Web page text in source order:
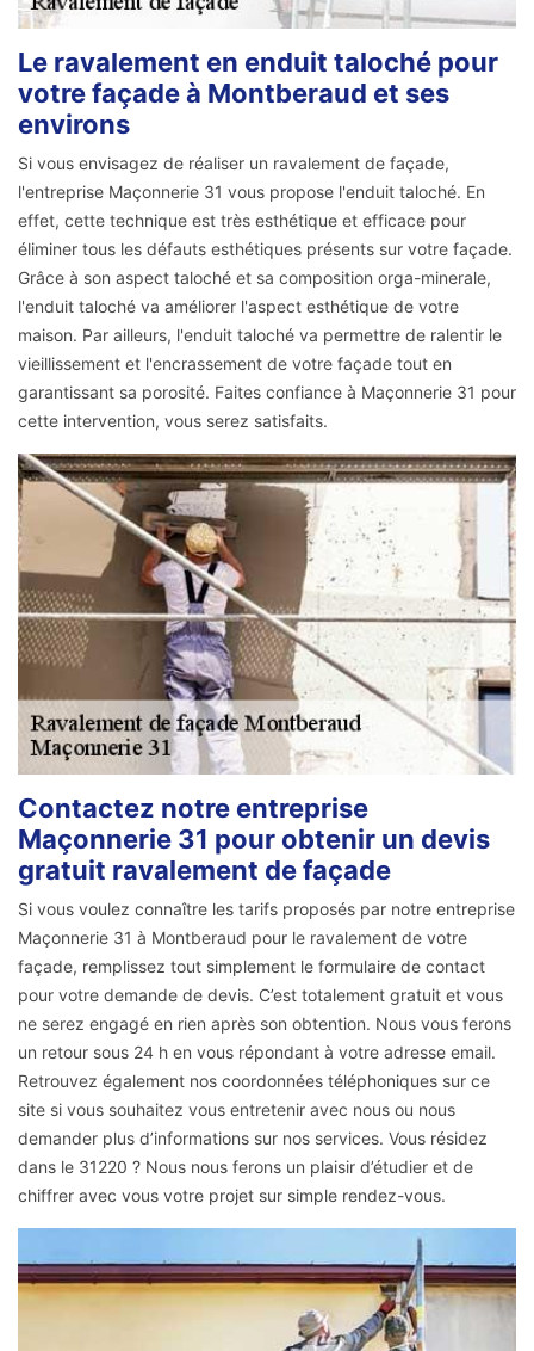
Le ravalement en enduit taloché pour
votre façade à Montberaud et ses
environs
Si vous envisagez de réaliser un ravalement de façade,
l'entreprise Maçonnerie 31 vous propose l'enduit taloché. En
effet, cette technique est très esthétique et efficace pour
éliminer tous les défauts esthétiques présents sur votre façade.
Grâce à son aspect taloché et sa composition orga-minerale,
l'enduit taloché va améliorer l'aspect esthétique de votre
maison. Par ailleurs, l'enduit taloché va permettre de ralentir le
vieillissement et l'encrassement de votre façade tout en
garantissant sa porosité. Faites confiance à Maçonnerie 31 pour
cette intervention, vous serez satisfaits.
Contactez notre entreprise
Maçonnerie 31 pour obtenir un devis
gratuit ravalement de façade
Si vous voulez connaître les tarifs proposés par notre entreprise
Maçonnerie 31 à Montberaud pour le ravalement de votre
façade, remplissez tout simplement le formulaire de contact
pour votre demande de devis. C’est totalement gratuit et vous
ne serez engagé en rien après son obtention. Nous vous ferons
un retour sous 24 h en vous répondant à votre adresse email.
Retrouvez également nos coordonnées téléphoniques sur ce
site si vous souhaitez vous entretenir avec nous ou nous
demander plus d’informations sur nos services. Vous résidez
dans le 31220 ? Nous nous ferons un plaisir d’étudier et de
chiffrer avec vous votre projet sur simple rendez-vous.